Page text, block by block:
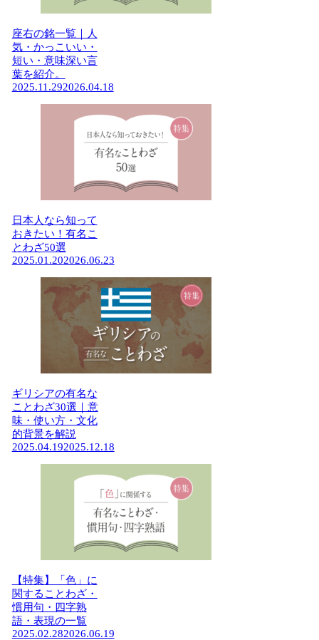
座右の銘一覧｜人
気・かっこいい・
短い・意味深い言
葉を紹介。
2025.11.292026.04.18
日本人なら知って
おきたい！有名こ
とわざ50選
2025.01.202026.06.23
ギリシアの有名な
ことわざ30選｜意
味・使い方・文化
的背景を解説
2025.04.192025.12.18
【特集】「色」に
関することわざ・
慣用句・四字熟
語・表現の一覧
2025.02.282026.06.19